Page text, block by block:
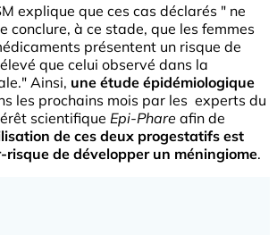
explique que ces cas déclarés " ne
conclure, à ce stade, que les femmes
présentent un risque de
que celui observé dans la
Ainsi, une étude épidémiologique
les prochains mois par les experts du
scientifique Epi-Phare afin de
de ces deux progestatifs est
risque de développer un méningiome.